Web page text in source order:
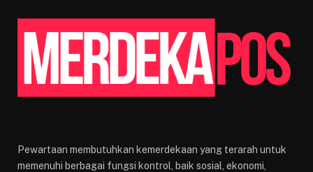
Pewartaan membutuhkan kemerdekaan yang terarah untuk
memenuhi berbagai fungsi kontrol, baik sosial, ekonomi,